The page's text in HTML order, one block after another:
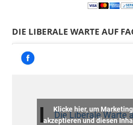
DIE LIBERALE WARTE AUF
Die Liberale Warte
Klicke hier, um
akzeptieren und diesen